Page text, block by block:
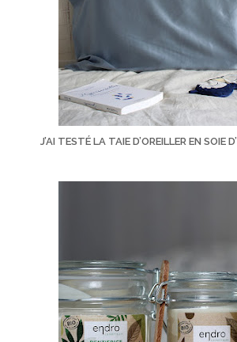
J’AI TESTÉ LA TAIE D’OREILLER EN SOIE